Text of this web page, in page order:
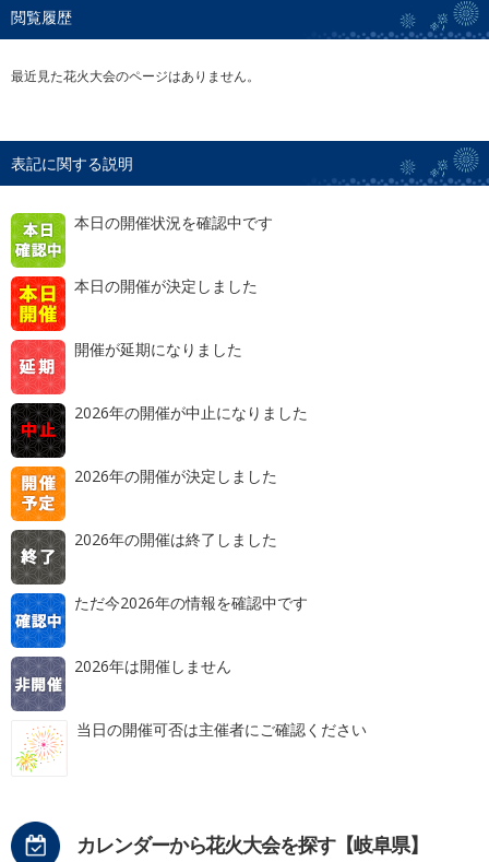
閲覧履歴
最近見た花火大会のページはありません。
表記に関する説明
本日の開催状況を確認中です
本日の開催が決定しました
開催が延期になりました
2026年の開催が中止になりました
2026年の開催が決定しました
2026年の開催は終了しました
ただ今2026年の情報を確認中です
2026年は開催しません
当日の開催可否は主催者にご確認ください
カレンダーから花火大会を探す【岐阜県】